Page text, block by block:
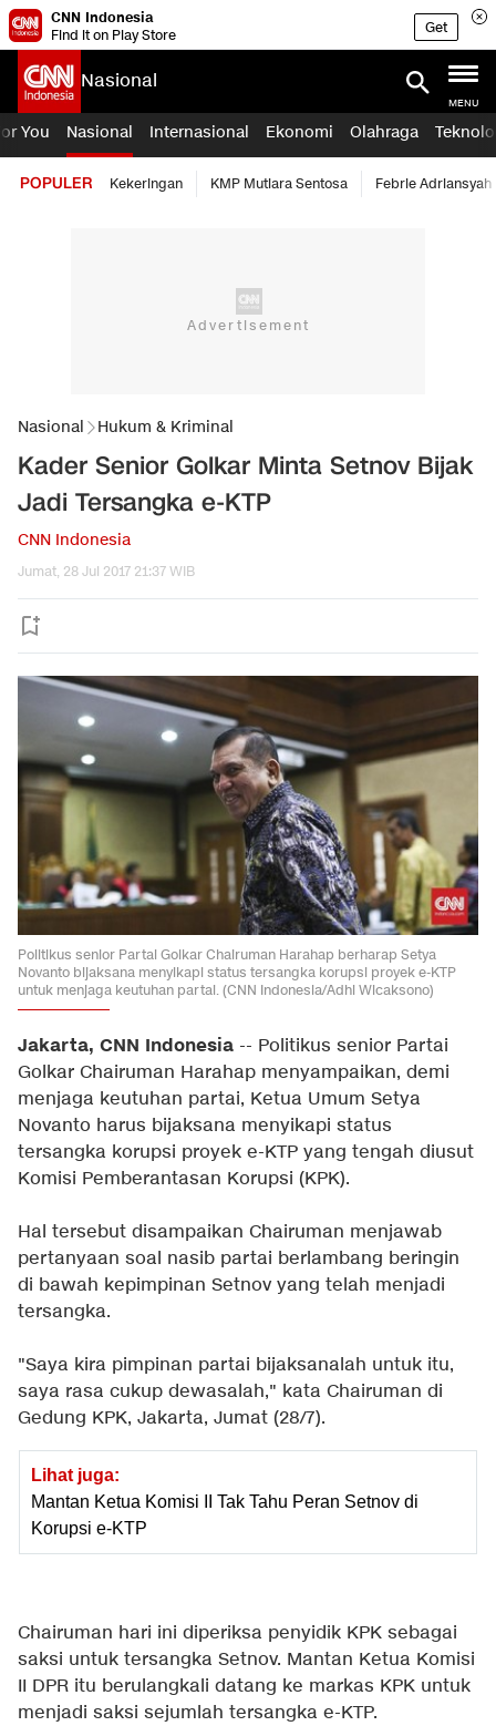
CNN Indonesia
Find it on Play Store
Get
Nasional
MENU
You Nasional Internasional Ekonomi Olahraga
POPULER Kekeringan KMP Mutiara Sentosa Febrie Adriansyah
Nasional Hukum & Kriminal
Kader Senior Golkar Minta Setnov Bijak
Jadi Tersangka e-KTP
CNN Indonesia
Jumat, 28 Jul 2017 21:37 WIB
Politikus senior Partai Golkar Chairuman Harahap berharap Setya
Novanto bijaksana menyikapi status tersangka korupsi proyek e-KTP
untuk menjaga keutuhan partai. (CNN Indonesia/Adhi Wicaksono)
Jakarta, CNN Indonesia -- Politikus senior Partai
Golkar Chairuman Harahap menyampaikan, demi
menjaga keutuhan partai, Ketua Umum Setya
Novanto harus bijaksana menyikapi status
tersangka korupsi proyek e-KTP yang tengah diusut
Komisi Pemberantasan Korupsi (KPK).
Hal tersebut disampaikan Chairuman menjawab
pertanyaan soal nasib partai berlambang beringin
di bawah kepimpinan Setnov yang telah menjadi
tersangka.
"Saya kira pimpinan partai bijaksanalah untuk itu,
saya rasa cukup dewasalah," kata Chairuman di
Gedung KPK, Jakarta, Jumat (28/7).
Lihat juga:
Mantan Ketua Komisi II Tak Tahu Peran Setnov di
Korupsi e-KTP
Chairuman hari ini diperiksa penyidik KPK sebagai
saksi untuk tersangka Setnov. Mantan Ketua Komisi
II DPR itu berulangkali datang ke markas KPK untuk
menjadi saksi sejumlah tersangka e-KTP.